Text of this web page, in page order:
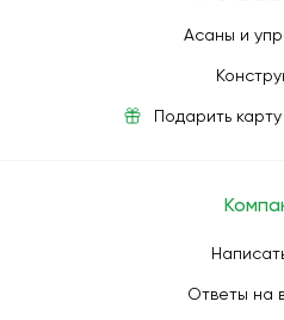
Асаны и
Подарить
Ответы на